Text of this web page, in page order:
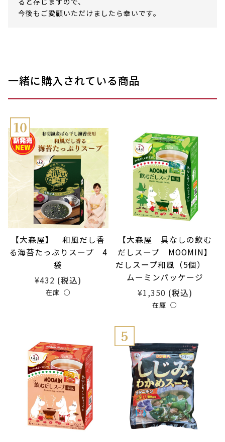
今後もご愛顧いただけましたら幸いです。
一緒に購入されている商品
【大森屋】 和風だし香
る海苔たっぷりスープ 4
袋
¥432 (税込)
在庫 ○
【大森屋 具なしの飲む
だしスープ MOOMIN】
だしスープ和風（5個）
ムーミンパッケージ
¥1,350 (税込)
在庫 ○